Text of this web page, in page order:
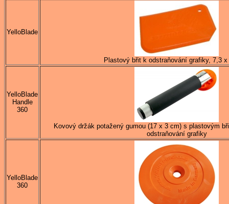
YelloBlade
Plastový břit k odstraňování grafiky, 7,3
YelloBlade
Handle
360
Kovový držák potažený gumou (17 x 3 cm) s plastovým
odstraňování grafiky
YelloBlade
360